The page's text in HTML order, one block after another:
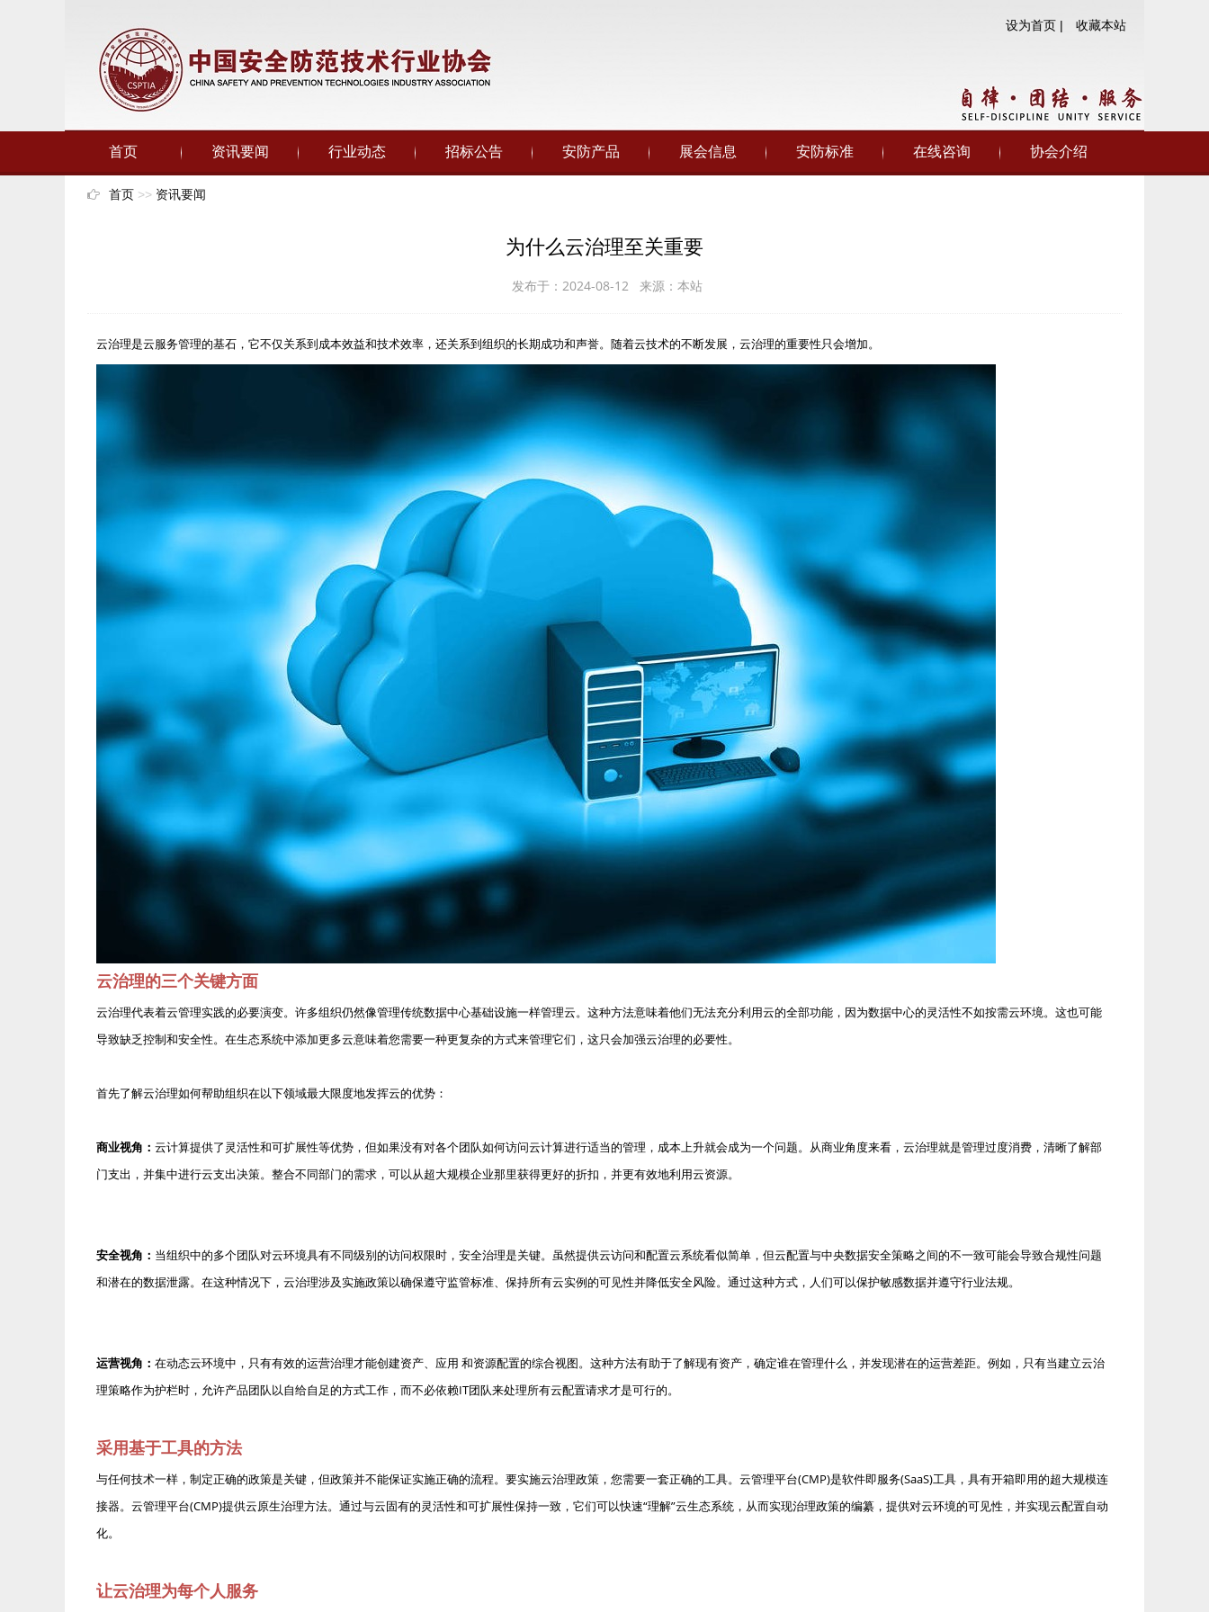
设为首页 | 收藏本站
首页 资讯要闻 行业动态 招标公告 安防产品 展会信息 安防标准 在线咨询 协会介绍
首页 >> 资讯要闻
为什么云治理至关重要
发布于：2024-08-12 来源：本站
云治理是云服务管理的基石，它不仅关系到成本效益和技术效率，还关系到组织的长期成功和声誉。随着云技术的不断发展，云治理的重要性只会增加。
云治理的三个关键方面
云治理代表着云管理实践的必要演变。许多组织仍然像管理传统数据中心基础设施一样管理云。这种方法意味着他们无法充分利用云的全部功能，因为数据中心的灵活性不如按需云环境。这也可能
导致缺乏控制和安全性。在生态系统中添加更多云意味着您需要一种更复杂的方式来管理它们，这只会加强云治理的必要性。
首先了解云治理如何帮助组织在以下领域最大限度地发挥云的优势：
商业视角： 云计算提供了灵活性和可扩展性等优势，但如果没有对各个团队如何访问云计算进行适当的管理，成本上升就会成为一个问题。从商业角度来看，云治理就是管理过度消费，清晰了解部
门支出，并集中进行云支出决策。整合不同部门的需求，可以从超大规模企业那里获得更好的折扣，并更有效地利用云资源。
安全视角： 当组织中的多个团队对云环境具有不同级别的访问权限时，安全治理是关键。虽然提供云访问和配置云系统看似简单，但云配置与中央数据安全策略之间的不一致可能会导致合规性问题
和潜在的数据泄露。在这种情况下，云治理涉及实施政策以确保遵守监管标准、保持所有云实例的可见性并降低安全风险。通过这种方式，人们可以保护敏感数据并遵守行业法规。
运营视角： 在动态云环境中，只有有效的运营治理才能创建资产、应用 和资源配置的综合视图。这种方法有助于了解现有资产，确定谁在管理什么，并发现潜在的运营差距。例如，只有当建立云治
理策略作为护栏时，允许产品团队以自给自足的方式工作，而不必依赖IT团队来处理所有云配置请求才是可行的。
采用基于工具的方法
与任何技术一样，制定正确的政策是关键，但政策并不能保证实施正确的流程。要实施云治理政策，您需要一套正确的工具。云管理平台(CMP)是软件即服务(SaaS)工具，具有开箱即用的超大规模连
接器。云管理平台(CMP)提供云原生治理方法。通过与云固有的灵活性和可扩展性保持一致，它们可以快速“理解”云生态系统，从而实现治理政策的编纂，提供对云环境的可见性，并实现云配置自动
化。
让云治理为每个人服务